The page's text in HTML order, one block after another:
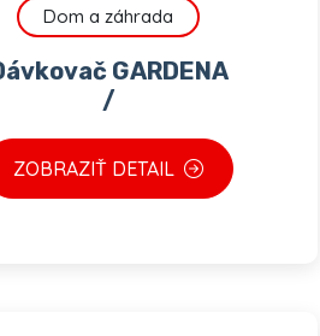
Dom a záhrada
GARDENA
/
ZOBRAZIŤ DETAIL